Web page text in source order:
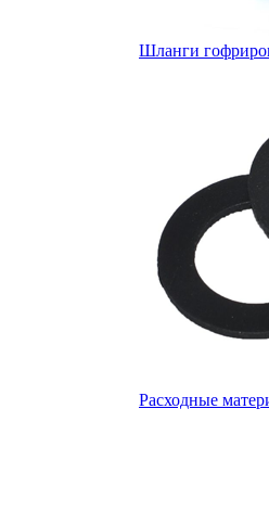
Шланги
Расходные